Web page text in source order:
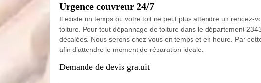
Urgence couvreur 24/7
Il existe un temps où votre toit ne peut plus attendre un rendez-
toiture. Pour tout dépannage de toiture dans le département
décalées. Nous serons chez vous en temps et en heure. Par
afin d’attendre le moment de réparation idéale.
Demande de devis gratuit